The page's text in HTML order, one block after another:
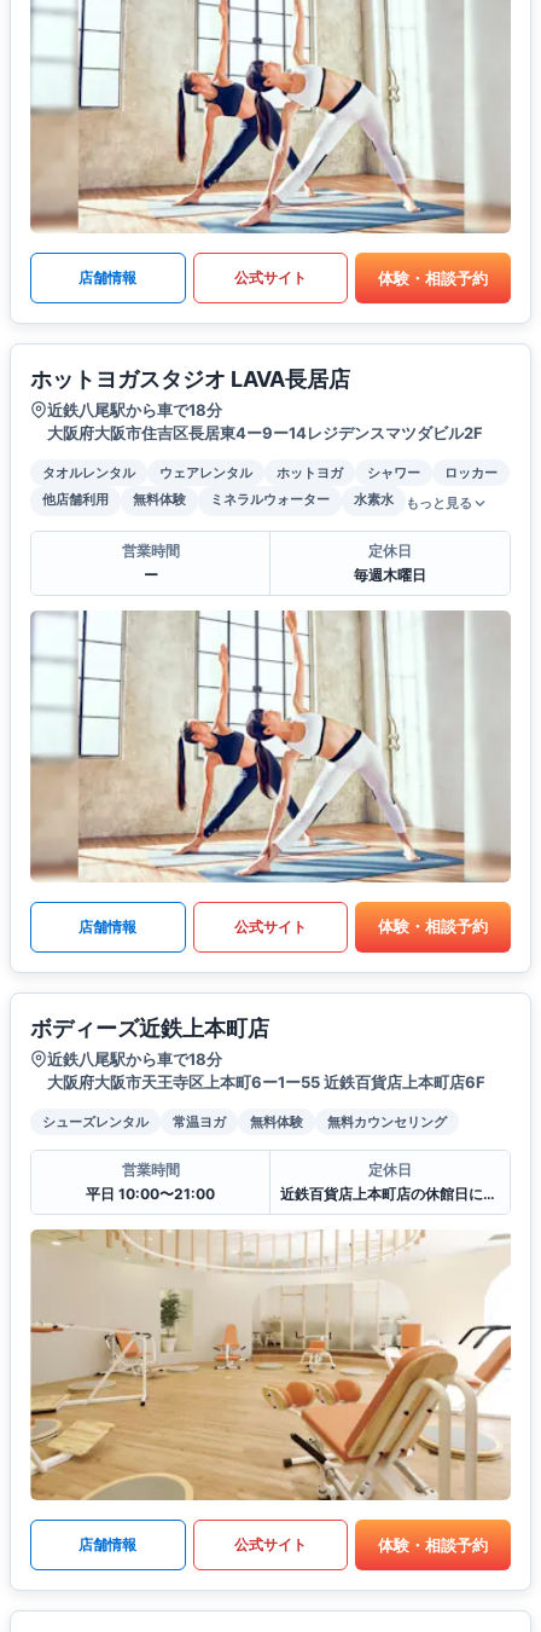
店舗情報 公式サイト 体験・相談予約
ホットヨガスタジオ LAVA長居店
近鉄八尾駅から車で18分
大阪府大阪市住吉区長居東4ー9ー14レジデンスマツダビル2F
タオルレンタル ウェアレンタル ホットヨガ シャワー
ロッカー
他店舗利用
無料体験 ミネラルウォーター 水素水 もっと見る
営業時間
ー
定休日
毎週木曜日
店舗情報 公式サイト 体験・相談予約
ボディーズ近鉄上本町店
近鉄八尾駅から車で18分
大阪府大阪市天王寺区上本町6ー1ー55 近鉄百貨店上本町店6F
シューズレンタル 常温ヨガ 無料体験 無料カウンセリング
営業時間
平日 10:00〜21:00
定休日
近鉄百貨店上本町店の休館日に準ずる
店舗情報 公式サイト 体験・相談予約